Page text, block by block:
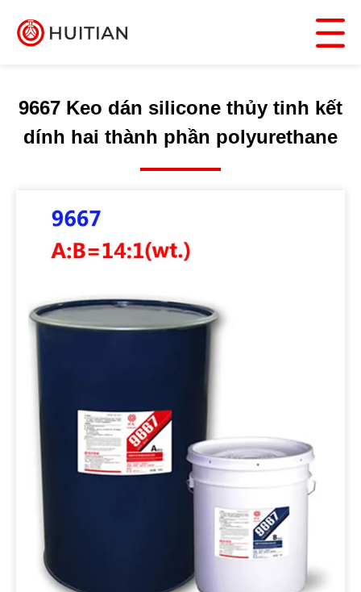
9667 Keo dán silicone thủy tinh kết
dính hai thành phần polyurethane